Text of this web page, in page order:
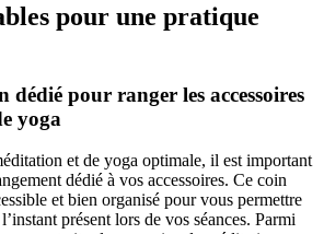
pour une pratique
dédié pour ranger les accessoires
yoga
et de yoga optimale, il est important
dédié à vos accessoires. Ce coin
et bien organisé pour vous permettre
présent lors de vos séances. Parmi